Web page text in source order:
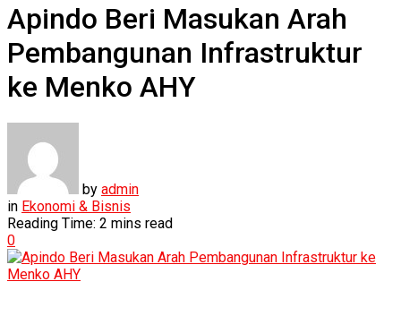
Apindo Beri Masukan Arah
Pembangunan Infrastruktur
ke Menko AHY
by admin
in Ekonomi & Bisnis
Reading Time: 2 mins read
0